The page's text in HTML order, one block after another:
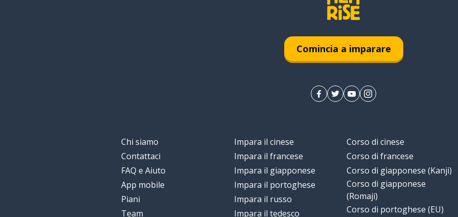
Comincia a imparare
Chi siamo
Contattaci
FAQ e Aiuto
App mobile
Piani
Team
Impara il cinese
Impara il francese
Impara il giapponese
Impara il portoghese
Impara il russo
Impara il tedesco
Corso di cinese
Corso di francese
Corso di giapponese (Kanji)
Corso di giapponese
(Romaji)
Corso di portoghese (EU)